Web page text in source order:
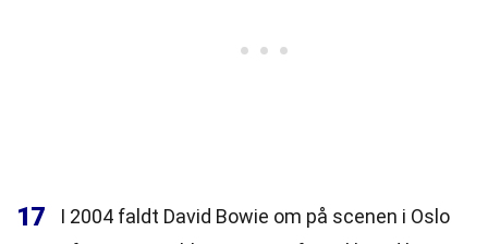
17
I 2004 faldt David Bowie om på scenen i Oslo